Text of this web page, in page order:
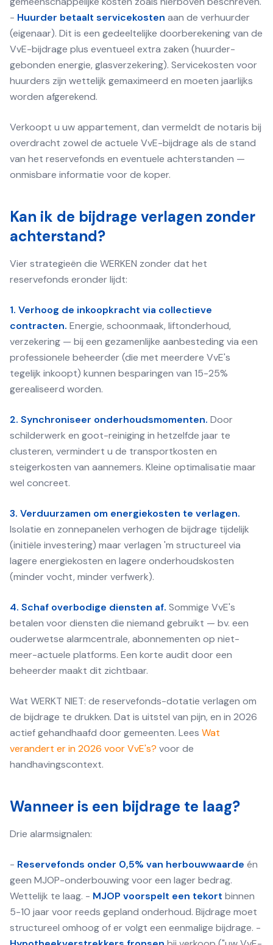
- Huurder betaalt servicekosten aan de verhuurder
(eigenaar). Dit is een gedeeltelijke doorberekening van de
VvE-bijdrage plus eventueel extra zaken (huurder-
gebonden energie, glasverzekering). Servicekosten voor
huurders zijn wettelijk gemaximeerd en moeten jaarlijks
worden afgerekend.
Verkoopt u uw appartement, dan vermeldt de notaris bij
overdracht zowel de actuele VvE-bijdrage als de stand
van het reservefonds en eventuele achterstanden —
onmisbare informatie voor de koper.
Kan ik de bijdrage verlagen zonder
achterstand?
Vier strategieën die WERKEN zonder dat het
reservefonds eronder lijdt:
1. Verhoog de inkoopkracht via collectieve
contracten. Energie, schoonmaak, liftonderhoud,
verzekering — bij een gezamenlijke aanbesteding via een
professionele beheerder (die met meerdere VvE's
tegelijk inkoopt) kunnen besparingen van 15-25%
gerealiseerd worden.
2. Synchroniseer onderhoudsmomenten. Door
schilderwerk en goot-reiniging in hetzelfde jaar te
clusteren, vermindert u de transportkosten en
steigerkosten van aannemers. Kleine optimalisatie maar
wel concreet.
3. Verduurzamen om energiekosten te verlagen.
Isolatie en zonnepanelen verhogen de bijdrage tijdelijk
(initiële investering) maar verlagen 'm structureel via
lagere energiekosten en lagere onderhoudskosten
(minder vocht, minder verfwerk).
4. Schaf overbodige diensten af. Sommige VvE's
betalen voor diensten die niemand gebruikt — bv. een
ouderwetse alarmcentrale, abonnementen op niet-
meer-actuele platforms. Een korte audit door een
beheerder maakt dit zichtbaar.
Wat WERKT NIET: de reservefonds-dotatie verlagen om
de bijdrage te drukken. Dat is uitstel van pijn, en in 2026
actief gehandhaafd door gemeenten. Lees Wat
verandert er in 2026 voor VvE's? voor de
handhavingscontext.
Wanneer is een bijdrage te laag?
Drie alarmsignalen:
- Reservefonds onder 0,5% van herbouwwaarde én
geen MJOP-onderbouwing voor een lager bedrag.
Wettelijk te laag. - MJOP voorspelt een tekort binnen
5-10 jaar voor reeds gepland onderhoud. Bijdrage moet
structureel omhoog of er volgt een eenmalige bijdrage. -